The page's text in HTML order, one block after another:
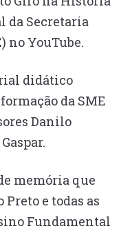
da Secretaria
no YouTube.
didático
da SME
Danilo
memória que
e todas as
Fundamental